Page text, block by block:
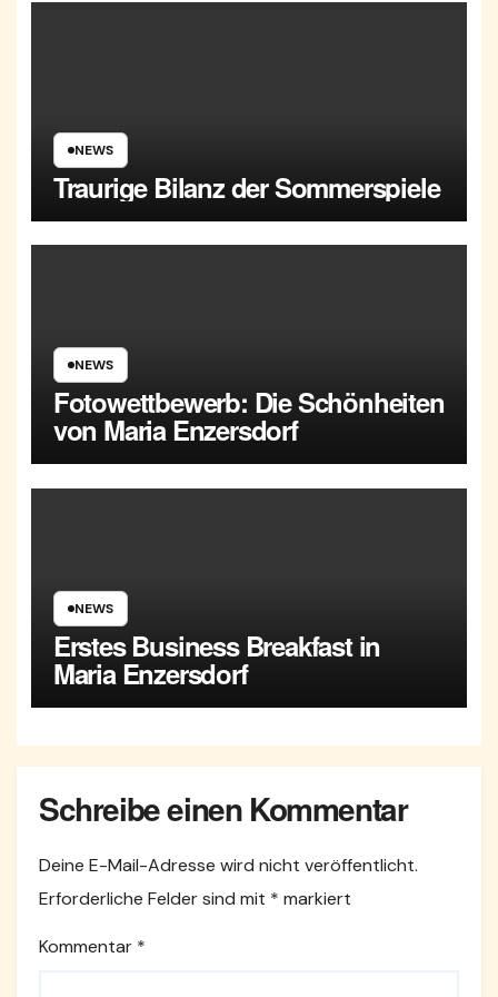
NEWS
Traurige Bilanz der Sommerspiele
NEWS
Fotowettbewerb: Die Schönheiten
von Maria Enzersdorf
NEWS
Erstes Business Breakfast in
Maria Enzersdorf
Schreibe einen Kommentar
Deine E-Mail-Adresse wird nicht veröffentlicht.
Erforderliche Felder sind mit * markiert
Kommentar *